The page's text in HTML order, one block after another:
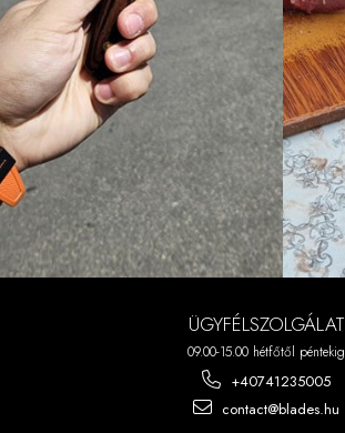
ÜGYFÉLSZOLGÁLAT
09.00-15.00 hétfőtől péntekig
+40741235005
contact@blades.hu